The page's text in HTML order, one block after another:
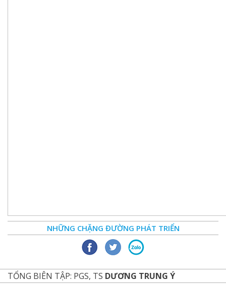
NHỮNG CHẶNG ĐƯỜNG PHÁT TRIỂN
TỔNG BIÊN TẬP: PGS, TS DƯƠNG TRUNG Ý